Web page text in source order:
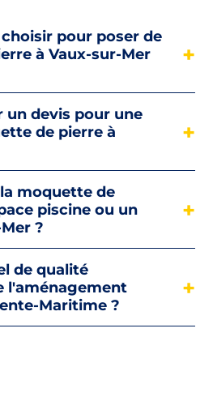
pour poser de
à Vaux-sur-Mer
devis pour une
de pierre à
moquette de
piscine ou un
?
de qualité
l'aménagement
Maritime ?